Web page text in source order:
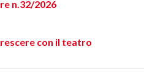
n.32/2026
con il teatro